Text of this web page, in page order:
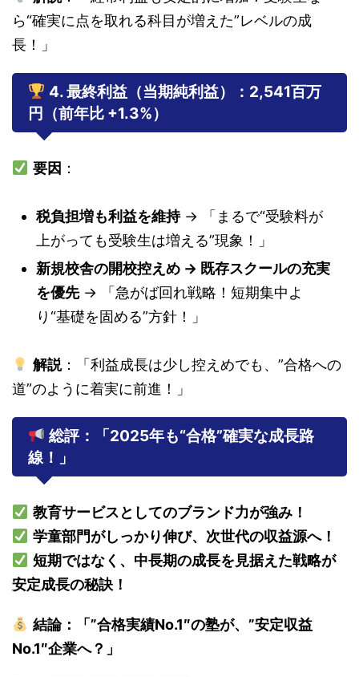
ら“確実に点を取れる科目が増えた”レベルの成
長！」
4. 最終利益（当期純利益）：2,541百万
円（前年比 +1.3%）
要因 ：
税負担増も利益を維持→ 「まるで“受験料が
上がっても受験生は増える”現象！」
新規校舎の開校控えめ → 既存スクールの充実
を優先→ 「急がば回れ戦略！短期集中よ
り“基礎を固める”方針！」
解説：「利益成長は少し控えめでも、”合格への
道”のように着実に前進！」
総評：「2025年も“合格”確実な成長路
線！」
教育サービスとしてのブランド力が強み！
学童部門がしっかり伸び、次世代の収益源へ！
短期ではなく、中長期の成長を見据えた戦略が
安定成長の秘訣！
結論：「”合格実績No.1″の塾が、”安定収益
No.1″企業へ？」